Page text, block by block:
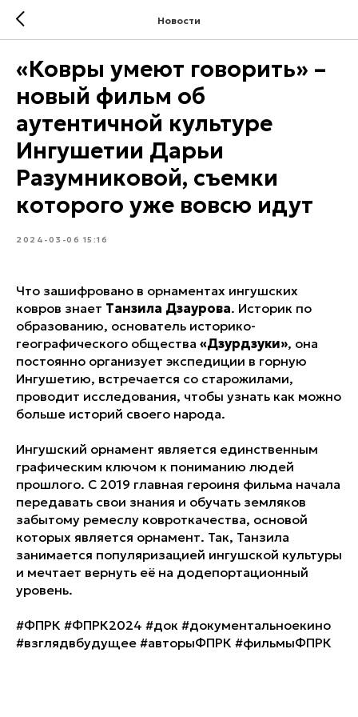
Новости
«Ковры умеют говорить» –
новый фильм об
аутентичной культуре
Ингушетии Дарьи
Разумниковой, съемки
которого уже вовсю идут
2024-03-06 15:16
Что зашифровано в орнаментах ингушских
ковров знает Танзила Дзаурова. Историк по
образованию, основатель историко-
географического общества «Дзурдзуки», она
постоянно организует экспедиции в горную
Ингушетию, встречается со старожилами,
проводит исследования, чтобы узнать как можно
больше историй своего народа.
Ингушский орнамент является единственным
графическим ключом к пониманию людей
прошлого. С 2019 главная героиня фильма начала
передавать свои знания и обучать земляков
забытому ремеслу ковроткачества, основой
которых является орнамент. Так, Танзила
занимается популяризацией ингушской культуры
и мечтает вернуть её на додепортационный
уровень.
#ФПРК #ФПРК2024 #док #документальноекино
#взглядвбудущее #авторыФПРК #фильмыФПРК